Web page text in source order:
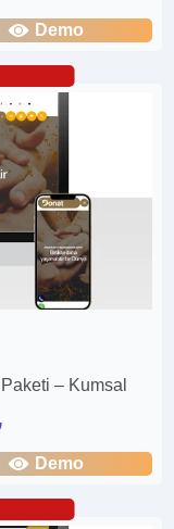
Demo
– Kumsal
Demo